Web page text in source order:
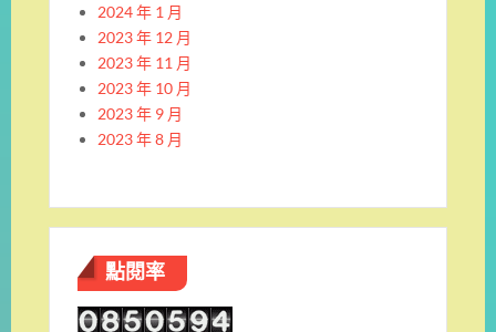
2024 年 1 月
2023 年 12 月
2023 年 11 月
2023 年 10 月
2023 年 9 月
2023 年 8 月
點閱率